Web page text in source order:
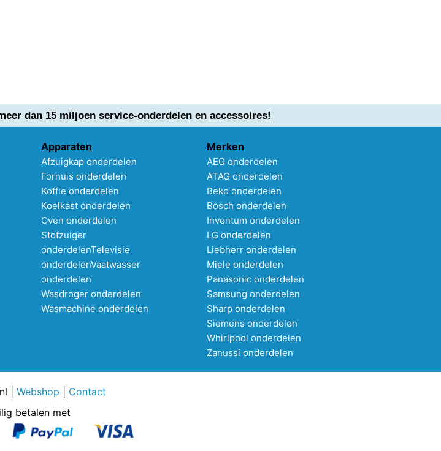
dan 15 miljoen service-onderdelen en accessoires!
Apparaten
Afzuigkap onderdelen
Fornuis onderdelen
Koffie onderdelen
Koelkast onderdelen
Oven onderdelen
Stofzuiger
onderdelenTelevisie
onderdelenVaatwasser
onderdelen
Wasdroger onderdelen
Wasmachine onderdelen
Merken
AEG onderdelen
ATAG onderdelen
Beko onderdelen
Bosch onderdelen
Inventum onderdelen
LG onderdelen
Liebherr onderdelen
Miele onderdelen
Panasonic onderdelen
Samsung onderdelen
Sharp onderdelen
Siemens onderdelen
Whirlpool onderdelen
Zanussi onderdelen
| Webshop
Contact
betalen met